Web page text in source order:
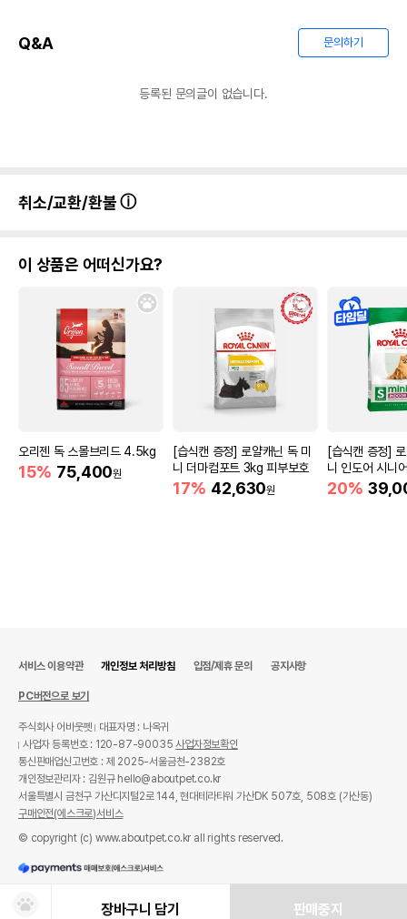
Q&A 문의하기
등록된 문의글이 없습니다.
취소/교환/환불
이 상품은 어떠신가요?
오리젠 독 스몰브리드 4.5kg
15% 75,400원
[습식캔 증정] 로얄캐닌 독 미
니 더마컴포트 3kg 피부보호
17% 42,630원
[습식캔 증정]
니 인도어 시니
움
20%
장바구니 담기 판매중지
서비스 이용약관 개인정보 처리방침 입점/제휴 문의 공지사항
PC버전으로 보기
주식회사 어바웃펫
대표자명 : 나옥귀
사업자 등록번호 : 120-87-90035사업자정보확인
통신판매업신고번호 : 제 2025-서울금천-2382호
개인정보관리자 : 김원규 hello@aboutpet.co.kr
서울특별시 금천구 가산디지털2로 144, 현대테라타워 가산DK 507호, 508호 (가산동)
구매안전(에스크로)서비스
© copyright (c) www.aboutpet.co.kr all rights reserved.